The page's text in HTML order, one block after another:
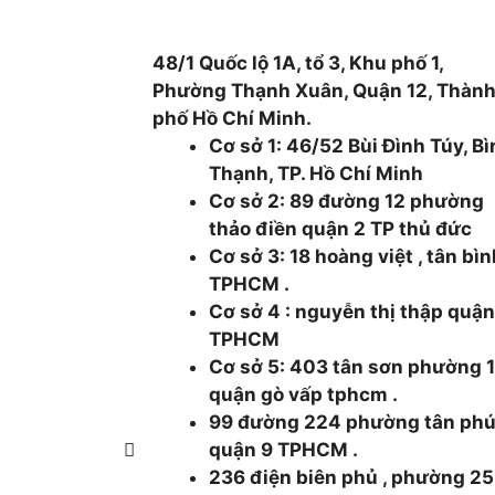
48/1 Quốc lộ 1A, tổ 3, Khu phố 1,
Phường Thạnh Xuân, Quận 12, Thành
phố Hồ Chí Minh.
Cơ sở 1: 46/52 Bùi Đình Túy,
Thạnh, TP. Hồ Chí Minh
Cơ sở 2: 89 đường 12 phường
thảo điền quận 2 TP thủ đức
Cơ sở 3: 18 hoàng việt , tân
TPHCM .
Cơ sở 4 : nguyễn thị thập
TPHCM
Cơ sở 5: 403 tân sơn phường
quận gò vấp tphcm .
99 đường 224 phường tân phú
quận 9 TPHCM .
236 điện biên phủ , phường 25